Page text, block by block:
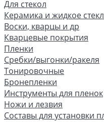
Для стекол
Керамика и жидкое
Воски, кварцы и др
Кварцевые покрытия
Пленки
Сребки/выгонки/ракеля
Тонировочные
Бронепленки
Инструменты для пленок
Ножи и лезвия
Составы для установки